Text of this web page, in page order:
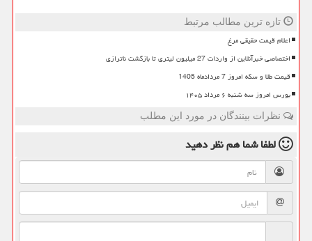
تازه ترین مطالب مرتبط
اعلام قیمت حقیقی مرغ
اختصاصی خبرآنلاین از واردات 27 میلیون لیتری تا بازگشت ناترازی
قیمت طلا و سکه امروز 7 مردادماه 1405
بورس امروز سه شنبه ۶ مرداد ۱۴۰۵
نظرات بینندگان در مورد این مطلب
لطفا شما همنظر دهید